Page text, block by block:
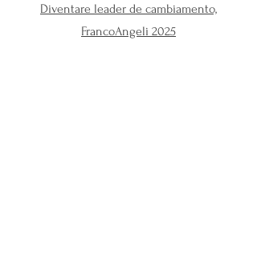
Diventare leader de cambiamento,
FrancoAngeli 2025